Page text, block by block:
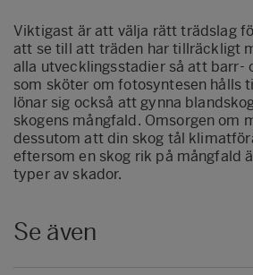
Viktigast är att välja rätt trädslag
att se till att träden har tillräckligt
alla utvecklingsstadier så att barr-
som sköter om fotosyntesen hålls
lönar sig också att gynna
skogens mångfald. Omsorgen om
dessutom att din skog tål
eftersom en skog rik på mångfald
typer av skador.
Se även